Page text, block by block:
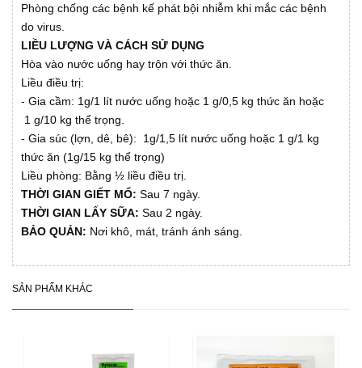
Phòng chống các bệnh kế phát bội nhiễm khi mắc các bệnh
do virus.
LIỀU LƯỢNG VÀ CÁCH SỬ DỤNG
Hòa vào nước uống hay trộn với thức ăn.
Liều điều trị:
- Gia cầm: 1g/1 lít nước uống hoặc 1 g/0,5 kg thức ăn hoặc
1 g/10 kg thể trọng.
- Gia súc (lợn, dê, bê): 1g/1,5 lít nước uống hoặc 1 g/1 kg
thức ăn (1g/15 kg thể trọng)
Liều phòng: Bằng ½ liều điều trị.
THỜI GIAN GIẾT MỔ: Sau 7 ngày.
THỜI GIAN LẤY SỮA: Sau 2 ngày.
BẢO QUẢN: Nơi khô, mát, tránh ánh sáng.
SẢN PHẨM KHÁC